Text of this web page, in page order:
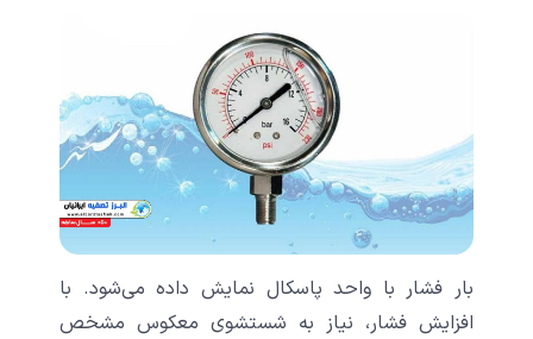
بار فشار با واحد پاسکال نمایش داده می‌شود. با
افزایش فشار، نیاز به شستشوی معکوس مشخص